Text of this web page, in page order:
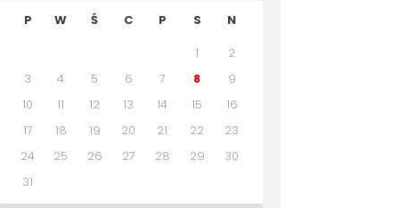
P W Ś C P S
N
1
2
3
4 5 6 7 8
9
10
11 12 13 14 15
16
17
18 19 20 21 22
23
24
25 26 27 28 29
30
31